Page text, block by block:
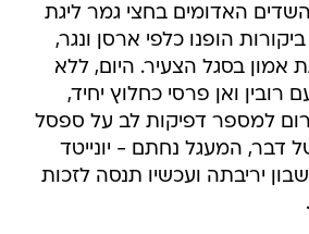
האדומים בחצי גמר ליגת
הופנו כלפי ארסן ונגר,
אמון בסגל הצעיר. היום, ללא
רובין ואן פרסי כחלוץ יחיד,
למספר דפיקות לב על ספסל
דבר, המעגל נחתם - יונייטד
יריבתה ועכשיו תנסה לזכות